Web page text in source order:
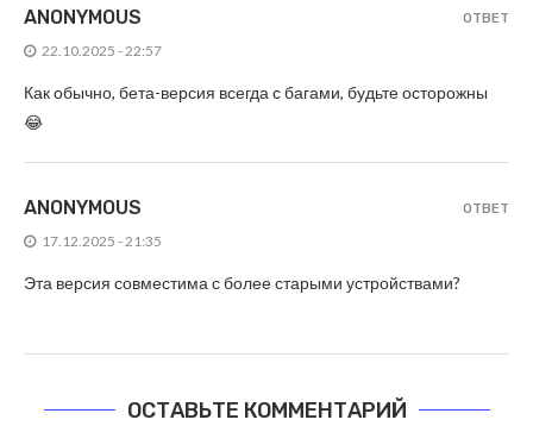
ANONYMOUS
22.10.2025 - 22:57
Как обычно, бета-версия всегда с багами, будьте осторожны
😂
ОТВЕТ
ANONYMOUS
17.12.2025 - 21:35
Эта версия совместима с более старыми устройствами?
ОТВЕТ
ОСТАВЬТЕ КОММЕНТАРИЙ